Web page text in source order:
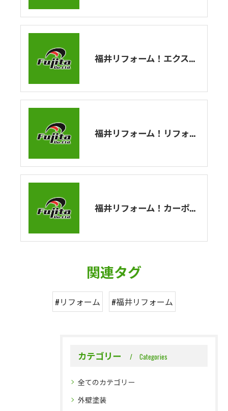
福井リフォーム！エクステリア工事について！その①
福井リフォーム！リフォームプラン提案のご紹介
福井リフォーム！カーポート設置工事の続きです！！！
関連タグ
#リフォーム #福井リフォーム
カテゴリー Categories
全てのカテゴリー
外壁塗装